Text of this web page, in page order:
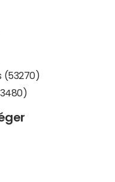
(53270)